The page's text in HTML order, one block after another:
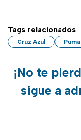
Tags relacionados
Cruz Azul
¡No te
sigue a